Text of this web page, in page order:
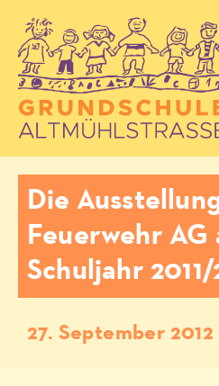
Die
Feuerwehr AG
Schuljahr 2011/
27. September 2012